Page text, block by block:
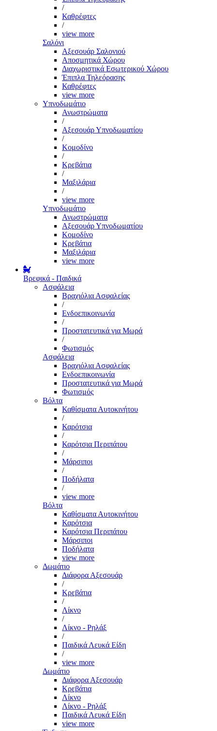
/
Καθρέφτες
/
view more
Σαλόνι
Αξεσουάρ Σαλονιού
Αποσμητικά Χώρου
Διαχωριστικά Εσωτερικού Χώρου
Έπιπλα Τηλεόρασης
Καθρέφτες
view more
Υπνοδωμάτιο
Ανωστρώματα
/
Αξεσουάρ Υπνοδωματίου
/
Κομοδίνο
/
Κρεβάτια
/
Μαξιλάρια
/
view more
Υπνοδωμάτιο
Ανωστρώματα
Αξεσουάρ Υπνοδωματίου
Κομοδίνο
Κρεβάτια
Μαξιλάρια
view more
Βρεφικά - Παιδικά
Ασφάλεια
Βραχιόλια Ασφαλείας
/
Ενδοεπικοινωνία
/
Προστατευτικά για Μωρά
/
Φωτισμός
Ασφάλεια
Βραχιόλια Ασφαλείας
Ενδοεπικοινωνία
Προστατευτικά για Μωρά
Φωτισμός
Βόλτα
Καθίσματα Αυτοκινήτου
/
Καρότσια
/
Καρότσια Περιπάτου
/
Μάρσιποι
/
Ποδήλατα
/
view more
Βόλτα
Καθίσματα Αυτοκινήτου
Καρότσια
Καρότσια Περιπάτου
Μάρσιποι
Ποδήλατα
view more
Δωμάτιο
Διάφορα Αξεσουάρ
/
Κρεβάτια
/
Λίκνο
/
Λίκνο - Ρηλάξ
/
Παιδικά Λευκά Είδη
/
view more
Δωμάτιο
Διάφορα Αξεσουάρ
Κρεβάτια
Λίκνο
Λίκνο - Ρηλάξ
Παιδικά Λευκά Είδη
view more